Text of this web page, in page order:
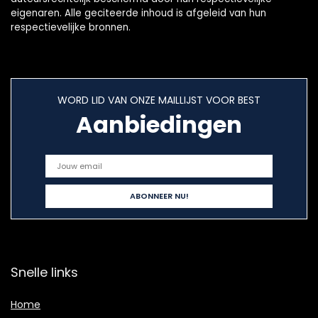
eigenaren. Alle geciteerde inhoud is afgeleid van hun
respectievelijke bronnen.
WORD LID VAN ONZE MAILLIJST VOOR BEST
Aanbiedingen
Snelle links
Home